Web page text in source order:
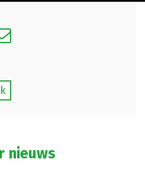
nieuws